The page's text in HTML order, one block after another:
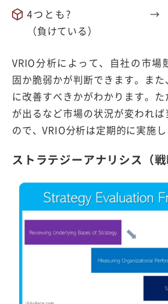
4つとも? → 競争
（負けている）
VRIO分析によって、自社の市場
固か脆弱かが判断できます。ま
に改善すべきかがわかります。
が出るなど市場の状況が変われ
ので、VRIO分析は定期的に実施し
ストラテジーアナリシス（戦